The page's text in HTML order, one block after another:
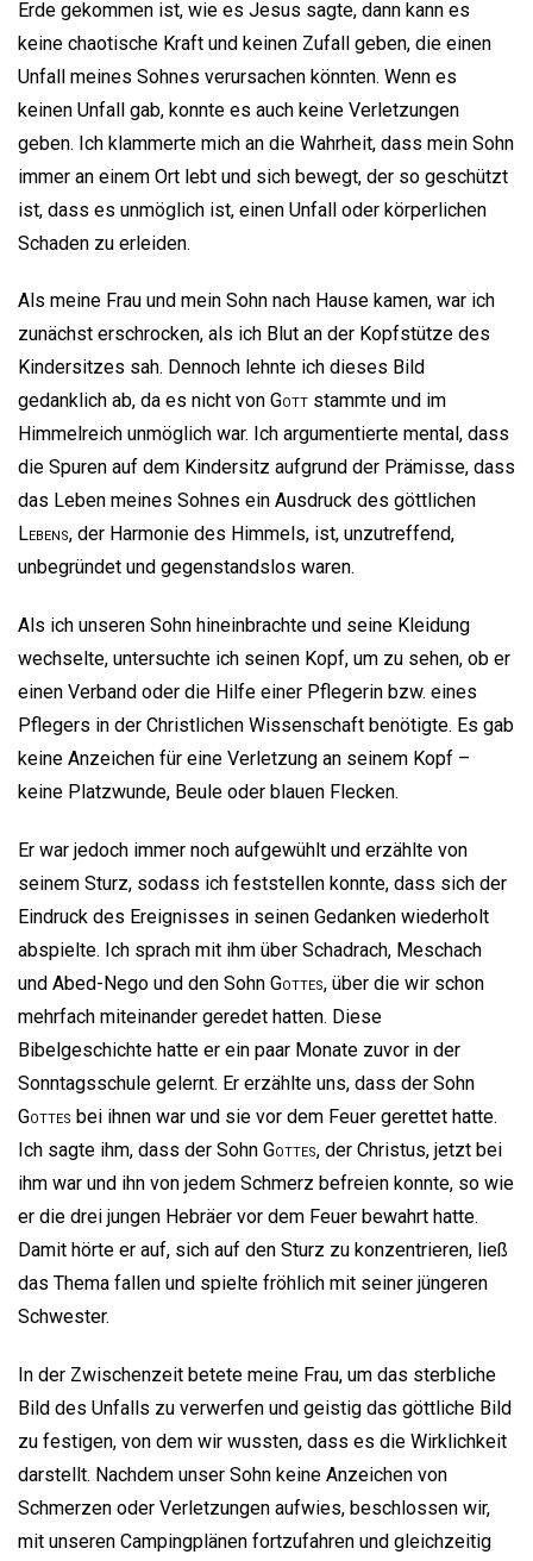
Erde gekommen ist, wie es Jesus sagte, dann kann es
keine chaotische Kraft und keinen Zufall geben, die einen
Unfall meines Sohnes verursachen könnten. Wenn es
keinen Unfall gab, konnte es auch keine Verletzungen
geben. Ich klammerte mich an die Wahrheit, dass mein Sohn
immer an einem Ort lebt und sich bewegt, der so geschützt
ist, dass es unmöglich ist, einen Unfall oder körperlichen
Schaden zu erleiden.
Als meine Frau und mein Sohn nach Hause kamen, war ich
zunächst erschrocken, als ich Blut an der Kopfstütze des
Kindersitzes sah. Dennoch lehnte ich dieses Bild
gedanklich ab, da es nicht von Gott stammte und im
Himmelreich unmöglich war. Ich argumentierte mental, dass
die Spuren auf dem Kindersitz aufgrund der Prämisse, dass
das Leben meines Sohnes ein Ausdruck des göttlichen
Lebens, der Harmonie des Himmels, ist, unzutreffend,
unbegründet und gegenstandslos waren.
Als ich unseren Sohn hineinbrachte und seine Kleidung
wechselte, untersuchte ich seinen Kopf, um zu sehen, ob er
einen Verband oder die Hilfe einer Pflegerin bzw. eines
Pflegers in der Christlichen Wissenschaft benötigte. Es gab
keine Anzeichen für eine Verletzung an seinem Kopf –
keine Platzwunde, Beule oder blauen Flecken.
Er war jedoch immer noch aufgewühlt und erzählte von
seinem Sturz, sodass ich feststellen konnte, dass sich der
Eindruck des Ereignisses in seinen Gedanken wiederholt
abspielte. Ich sprach mit ihm über Schadrach, Meschach
und Abed-Nego und den Sohn Gottes, über die wir schon
mehrfach miteinander geredet hatten. Diese
Bibelgeschichte hatte er ein paar Monate zuvor in der
Sonntagsschule gelernt. Er erzählte uns, dass der Sohn
Gottes bei ihnen war und sie vor dem Feuer gerettet hatte.
Ich sagte ihm, dass der Sohn Gottes, der Christus, jetzt bei
ihm war und ihn von jedem Schmerz befreien konnte, so wie
er die drei jungen Hebräer vor dem Feuer bewahrt hatte.
Damit hörte er auf, sich auf den Sturz zu konzentrieren, ließ
das Thema fallen und spielte fröhlich mit seiner jüngeren
Schwester.
In der Zwischenzeit betete meine Frau, um das sterbliche
Bild des Unfalls zu verwerfen und geistig das göttliche Bild
zu festigen, von dem wir wussten, dass es die Wirklichkeit
darstellt. Nachdem unser Sohn keine Anzeichen von
Schmerzen oder Verletzungen aufwies, beschlossen wir,
mit unseren Campingplänen fortzufahren und gleichzeitig